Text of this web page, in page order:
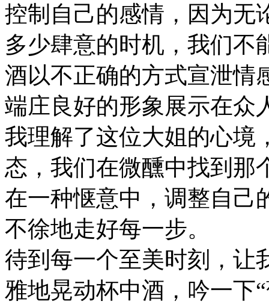
控制自己的感情，因为无
多少肆意的时机，我们不
酒以不正确的方式宣泄情
端庄良好的形象展示在众
我理解了这位大姐的心境
态，我们在微醺中找到那
在一种惬意中，调整自己
不徐地走好每一步。
待到每一个至美时刻，让
雅地晃动杯中酒，吟一下